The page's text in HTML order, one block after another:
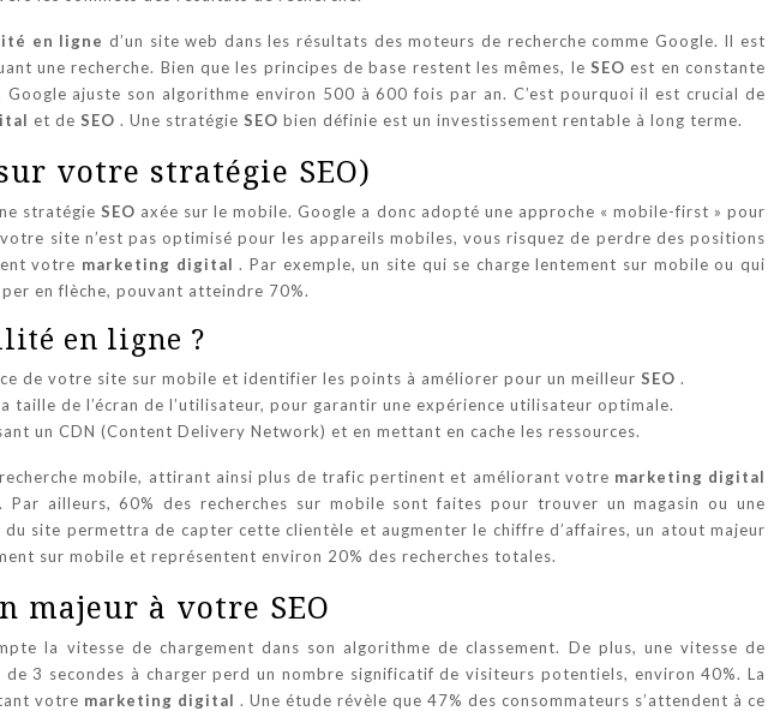
en ligne d’un site web dans les résultats des moteurs de recherche comme Google. Il est
une recherche. Bien que les principes de base restent les mêmes, le SEOest en constante
ajuste son algorithme environ 500 à 600 fois par an. C’est pourquoi il est crucial de
et de SEO . Une stratégie SEO bien définie est un investissement rentable à long terme.
votre stratégie SEO)
stratégieSEO axée sur le mobile. Google a donc adopté une approche « mobile-first » pour
site n’est pas optimisé pour les appareils mobiles, vous risquez de perdre des positions
votre marketing digital. Par exemple, un site qui se charge lentement sur mobile ou qui
en flèche, pouvant atteindre 70%.
en ligne ?
de votre site sur mobile et identifier les points à améliorer pour un meilleur SEO .
de l’écran de l’utilisateur, pour garantir une expérience utilisateur optimale.
un CDN (Content Delivery Network) et en mettant en cache les ressources.
mobile, attirant ainsi plus de trafic pertinent et améliorant votre marketing digital
Par ailleurs, 60% des recherches sur mobile sont faites pour trouver un magasin ou une
site permettra de capter cette clientèle et augmenter le chiffre d’affaires, un atout majeur
sur mobile et représentent environ 20% des recherches totales.
majeur à votre SEO
la vitesse de chargement dans son algorithme de classement. De plus, une vitesse de
3 secondes à charger perd un nombre significatif de visiteurs potentiels, environ 40%. La
votre marketing digital . Une étude révèle que 47% des consommateurs s’attendent à ce